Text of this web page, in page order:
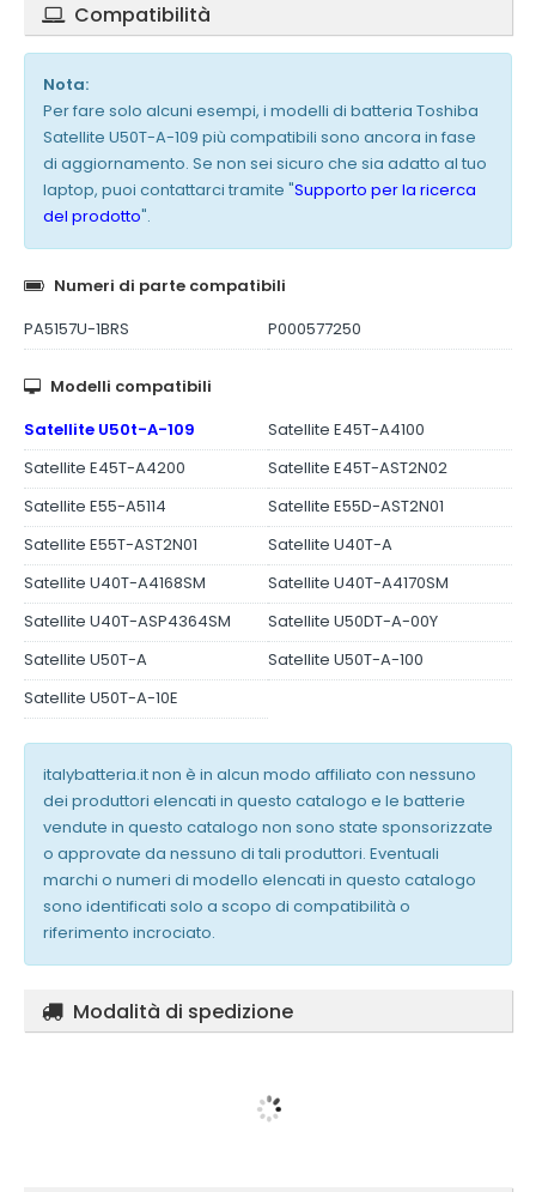
Compatibilità
Nota:
Per fare solo alcuni esempi, i modelli di batteria Toshiba
Satellite U50T-A-109 più compatibili sono ancora in fase
di aggiornamento. Se non sei sicuro che sia adatto al tuo
laptop, puoi contattarci tramite "Supporto per la ricerca
del prodotto".
Numeri di parte compatibili
PA5157U-1BRS
P000577250
Modelli compatibili
Satellite U50t-A-109
Satellite E45T-A4100
Satellite E45T-A4200
Satellite E45T-AST2N02
Satellite E55-A5114
Satellite E55D-AST2N01
Satellite E55T-AST2N01
Satellite U40T-A
Satellite U40T-A4168SM
Satellite U40T-A4170SM
Satellite U40T-ASP4364SM
Satellite U50DT-A-00Y
Satellite U50T-A
Satellite U50T-A-100
Satellite U50T-A-10E
italybatteria.it non è in alcun modo affiliato con nessuno
dei produttori elencati in questo catalogo e le batterie
vendute in questo catalogo non sono state sponsorizzate
o approvate da nessuno di tali produttori. Eventuali
marchi o numeri di modello elencati in questo catalogo
sono identificati solo a scopo di compatibilità o
riferimento incrociato.
Modalità di spedizione